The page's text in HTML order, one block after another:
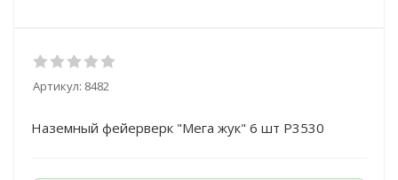
Артикул: 8482
Наземный фейерверк "Мега жук" 6 шт Р3530